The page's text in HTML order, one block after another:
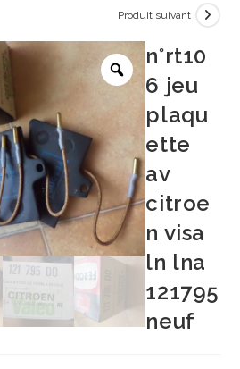
Produit suivant
n°rt10
6 jeu
plaqu
ette
av
citroe
n visa
ln lna
121795
neuf